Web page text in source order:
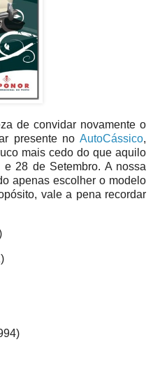
de convidar novamente o
presente no AutoCássico,
mais cedo do que aquilo
28 de Setembro. A nossa
apenas escolher o modelo
vale a pena recordar